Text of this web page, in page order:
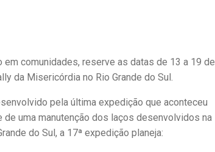
comunidades, reserve as datas de 13 a 19 de
da Misericórdia no Rio Grande do Sul.
pela última expedição que aconteceu
uma manutenção dos laços desenvolvidos na
do Sul, a 17ª expedição planeja: